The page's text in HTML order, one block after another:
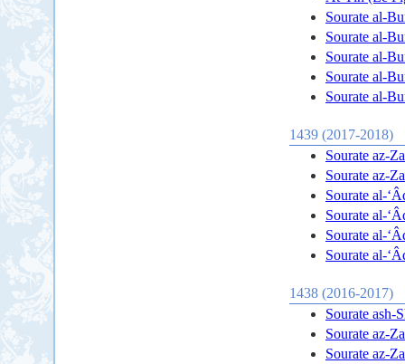
Sourate al-
Sourate al-
Sourate al-
Sourate al-
Sourate al-
1439 (2017-2018)
Sourate az-
Sourate az-
Sourate al-
Sourate al-
Sourate al-
Sourate al-
1438 (2016-2017)
Sourate ash-
Sourate az-
Sourate az-